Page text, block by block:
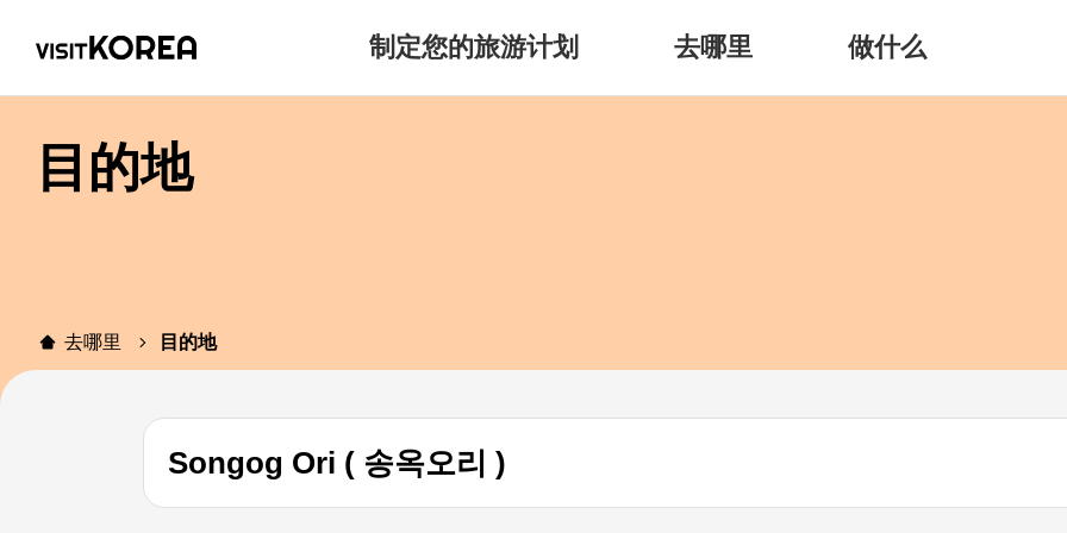
制定您的旅游计划 去哪里 做什么
目的地
去哪里 目的地
Songog Ori ( 송옥오리 )